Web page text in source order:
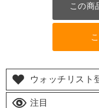
この商
ウォッチリスト
注目